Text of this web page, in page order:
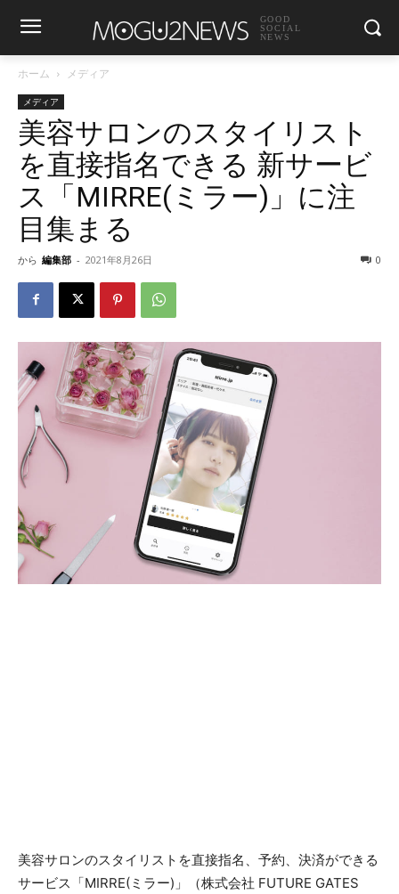
GOOD
SOCIAL
NEWS
ホーム メディア
メディア
美容サロンのスタイリスト
を直接指名できる 新サービ
ス「MIRRE(ミラー)」に注
目集まる
から 編集部 - 2021年8月26日 0
美容サロンのスタイリストを直接指名、予約、決済ができる
サービス「MIRRE(ミラー)」（株式会社 FUTURE GATES